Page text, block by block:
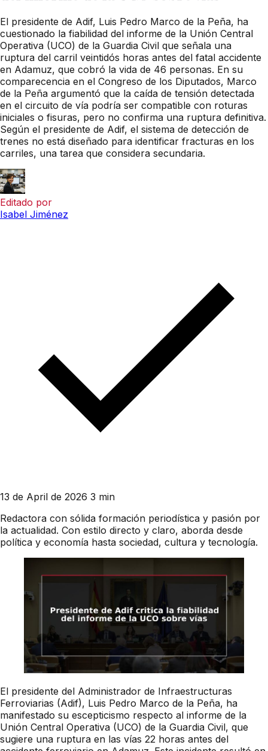
El presidente de Adif, Luis Pedro Marco de la Peña, ha
cuestionado la fiabilidad del informe de la Unión Central
Operativa (UCO) de la Guardia Civil que señala una
ruptura del carril veintidós horas antes del fatal accidente
en Adamuz, que cobró la vida de 46 personas. En su
comparecencia en el Congreso de los Diputados, Marco
de la Peña argumentó que la caída de tensión detectada
en el circuito de vía podría ser compatible con roturas
iniciales o fisuras, pero no confirma una ruptura definitiva.
Según el presidente de Adif, el sistema de detección de
trenes no está diseñado para identificar fracturas en los
carriles, una tarea que considera secundaria.
Editado por
Isabel Jiménez
13 de April de 2026 3 min
Redactora con sólida formación periodística y pasión por
la actualidad. Con estilo directo y claro, aborda desde
política y economía hasta sociedad, cultura y tecnología.
El presidente del Administrador de Infraestructuras
Ferroviarias (Adif), Luis Pedro Marco de la Peña, ha
manifestado su escepticismo respecto al informe de la
Unión Central Operativa (UCO) de la Guardia Civil, que
sugiere una ruptura en las vías 22 horas antes del